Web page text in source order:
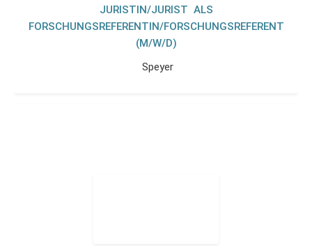
JURISTIN/JURIST ALS
FORSCHUNGSREFERENTIN/FORSCHUNGSREFERENT
(M/W/D)
Speyer